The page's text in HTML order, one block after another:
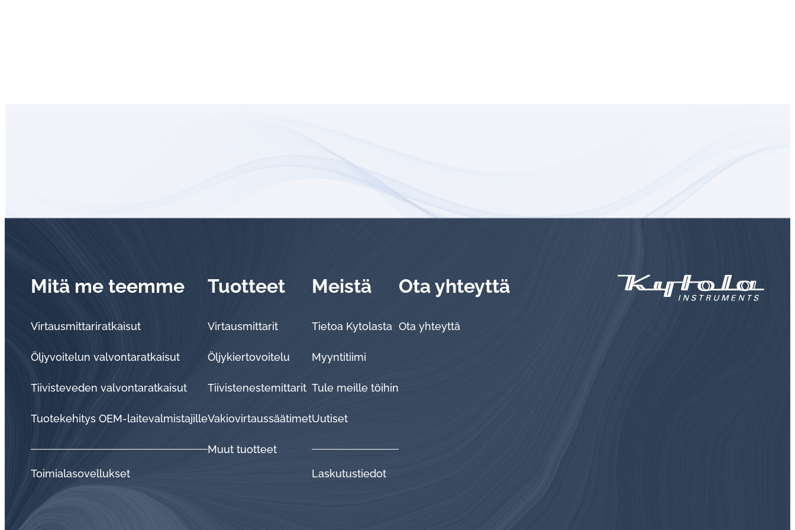
Mitä me teemme
Virtausmittariratkaisut
Öljyvoitelun valvontaratkaisut
Tii­vis­te­ve­den val­von­ta­rat­kai­sut
Tuo­te­ke­hi­tys OEM-lai­te­val­mis­ta­jil­le
Toi­mia­la­so­vel­luk­set
Tuotteet
Virtausmittarit
Öljykiertovoitelu
Tiivistenestemittarit
Vakiovirtaussäätimet
Muut tuotteet
Meistä
Tietoa Kytolasta
Myyntitiimi
Tule meille töihin
Uutiset
Laskutustiedot
Ota yhteyttä
Ota yhteyttä